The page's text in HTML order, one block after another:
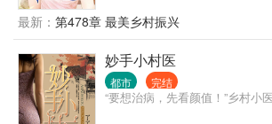
最新： 第478章 最美乡村振兴
妙手小村医
都市 完结
“要想治病，先看颜值！”乡村